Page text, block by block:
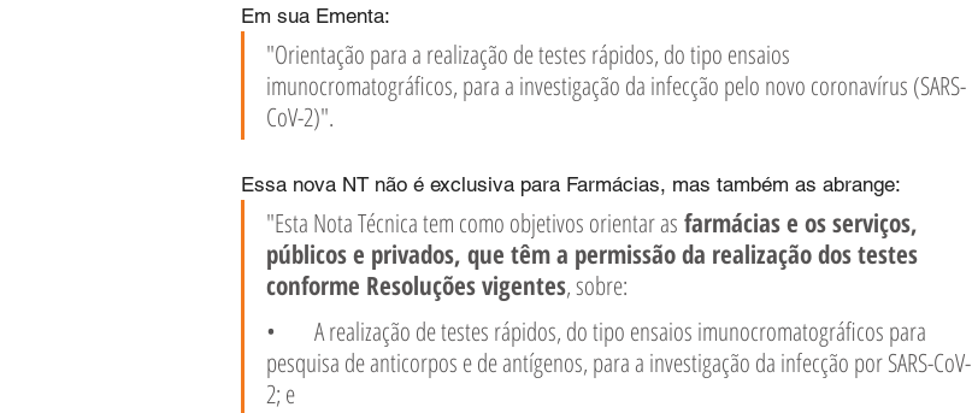
Em sua Ementa:
"Orientação para a realização de testes rápidos, do tipo ensaios
imunocromatográficos, para a investigação da infecção pelo novo coronavírus (SARS-
CoV-2)".
Essa nova NT não é exclusiva para Farmácias, mas também as abrange:
"Esta Nota Técnica tem como objetivos orientar as farmácias e os serviços,
públicos e privados, que têm a permissão da realização dos testes
conforme Resoluções vigentes, sobre:
•	A realização de testes rápidos, do tipo ensaios imunocromatográficos para
pesquisa de anticorpos e de antígenos, para a investigação da infecção por SARS-CoV-
2; e